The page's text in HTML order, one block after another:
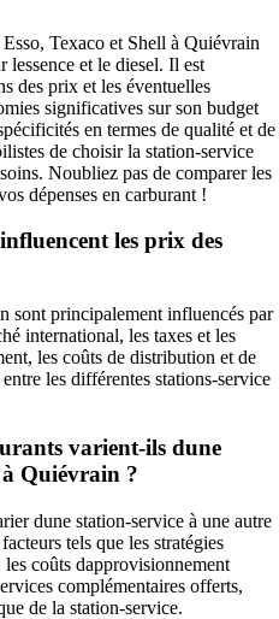
Texaco et Shell à Quiévrain
et le diesel. Il est
des prix et les éventuelles
significatives sur son budget
en termes de qualité et de
de choisir la station-service
Noubliez pas de comparer les
dépenses en carburant !
les prix des
sont principalement influencés par
international, les taxes et les
les coûts de distribution et de
les différentes stations-service
varient-ils dune
Quiévrain ?
dune station-service à une autre
tels que les stratégies
coûts dapprovisionnement
complémentaires offerts,
de la station-service.